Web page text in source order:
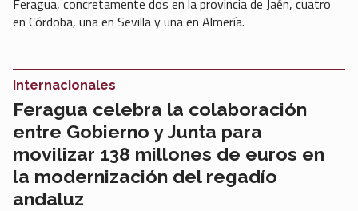
Feragua, concretamente dos en la provincia de Jaén, cuatro
en Córdoba, una en Sevilla y una en Almería.
Feragua celebra la colaboración
entre Gobierno y Junta para
movilizar 138 millones de euros en
la modernización del regadío
andaluz
Internacionales